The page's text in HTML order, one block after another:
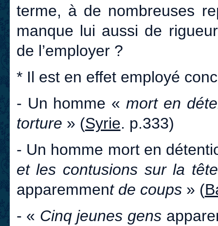
terme, à de nombreuses
manque lui aussi de
de l’employer ?
* Il est en effet employé
- Un homme «mort en
torture » (Syrie. p.333)
- Un homme mort en
et les contusions sur la
apparemment de coups » (
- « Cinq jeunes gens